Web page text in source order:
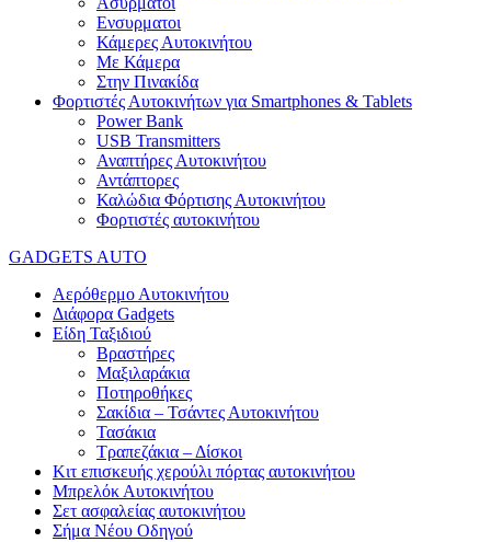
Ενσυρματοι
Κάμερες Αυτοκινήτου
Με Κάμερα
Στην Πινακίδα
Φορτιστές Αυτοκινήτων για Smartphones & Tablets
Power Bank
USB Transmitters
Αναπτήρες Αυτοκινήτου
Αντάπτορες
Καλώδια Φόρτισης Αυτοκινήτου
Φορτιστές αυτοκινήτου
GADGETS AUTO
Αερόθερμο Αυτοκινήτου
Διάφορα Gadgets
Είδη Ταξιδιού
Βραστήρες
Μαξιλαράκια
Ποτηροθήκες
Σακίδια – Τσάντες Αυτοκινήτου
Τασάκια
Τραπεζάκια – Δίσκοι
Κιτ επισκευής χερούλι πόρτας αυτοκινήτου
Μπρελόκ Αυτοκινήτου
Σετ ασφαλείας αυτοκινήτου
Σήμα Νέου Οδηγού